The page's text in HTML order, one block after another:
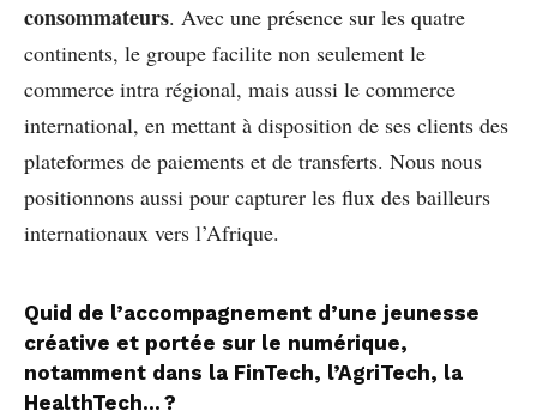
consommateurs. Avec une présence sur les quatre
continents, le groupe facilite non seulement le
commerce intra régional, mais aussi le commerce
international, en mettant à disposition de ses clients des
plateformes de paiements et de transferts. Nous nous
positionnons aussi pour capturer les flux des bailleurs
internationaux vers l’Afrique.
Quid de l’accompagnement d’une jeunesse
créative et portée sur le numérique,
notamment dans la FinTech, l’AgriTech, la
HealthTech… ?